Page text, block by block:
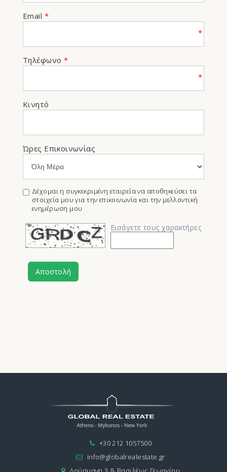
Email *
*
Τηλέφωνο *
*
Κινητό
Ώρες Επικοινωνίας
Δέχομαι η συγκεκριμένη εταιρεία να αποθηκεύσει τα
στοιχεία μου για την επικοινωνία και την μελλοντική
ενημέρωση μου
Εισάγετε τους χαρακτήρες
Αποστολή
+30 212 1057500
info@globalrealestate.gr